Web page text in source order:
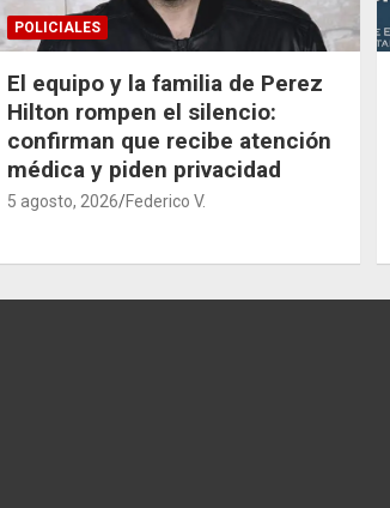
POLICIALES
El equipo y la familia de Perez
Hilton rompen el silencio:
confirman que recibe atención
médica y piden privacidad
5 agosto, 2026 Federico V.